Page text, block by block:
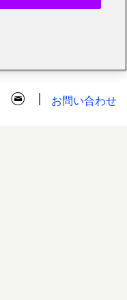
ナイゼーション
ィンテック
ルトランスフ
ト削減 お問い合わせ